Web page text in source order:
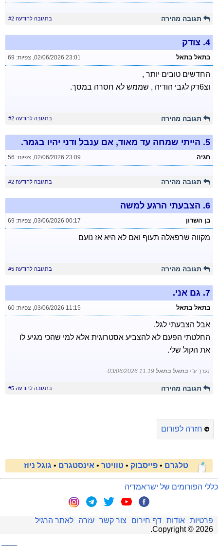
תגובה מהירה בתגובה להודעה #2
4. צודק
בתאל בתאל 02/06/2026 23:01
, צפיות: 69
החדשים טובים יותר ,
וצ6דק לגבי הודיה , שממש לא חסרה במסך.
תגובה מהירה בתגובה להודעה #2
5. הייתי שמחה עד מאוד, אם ענבל ודני יהיו בגמר.
חגיה 02/06/2026 23:09
, צפיות: 56
תגובה מהירה בתגובה להודעה #2
6. הצבעתי הרגע למשה
בן השרון 03/06/2026 00:17
, צפיות: 69
מקווה שרפאלה תעוף ואם לא היא אז נועם
תגובה מהירה בתגובה להודעה #5
7. גם אני.
בתאל בתאל 03/06/2026 11:15
, צפיות: 60
אבל הצבעתי לגל.
החלטתי הפעם לא להצביע אסטרוגית אלא למי שהכי מגיע לו
את הקול שלי.
נערך ע"י בתאל בתאל 03/06/2026 11:19
תגובה מהירה בתגובה להודעה #5
חזרה לפורום
טלגרם • פייסבוק • טוויטר • אינסטגרם • גוגל ניוז
כללי הפורומים של ישראמדיה
פרטיות אודות דף חירום צור קשר עזרה
לאתר הרגיל
Copyright © 2026
.